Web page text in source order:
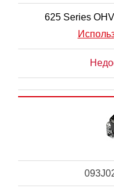
625 Series